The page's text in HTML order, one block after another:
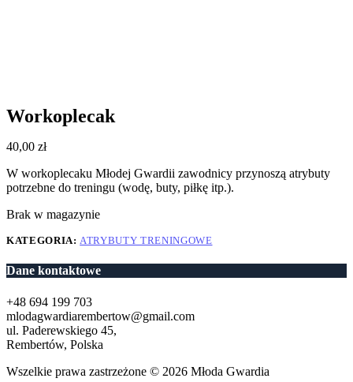
Workoplecak
40,00 zł
W workoplecaku Młodej Gwardii zawodnicy przynoszą atrybuty
potrzebne do treningu (wodę, buty, piłkę itp.).
Brak w magazynie
KATEGORIA:ATRYBUTY TRENINGOWE
Dane kontaktowe
+48 694 199 703
mlodagwardiarembertow@gmail.com
ul. Paderewskiego 45,
Rembertów, Polska
Wszelkie prawa zastrzeżone © 2026 Młoda Gwardia